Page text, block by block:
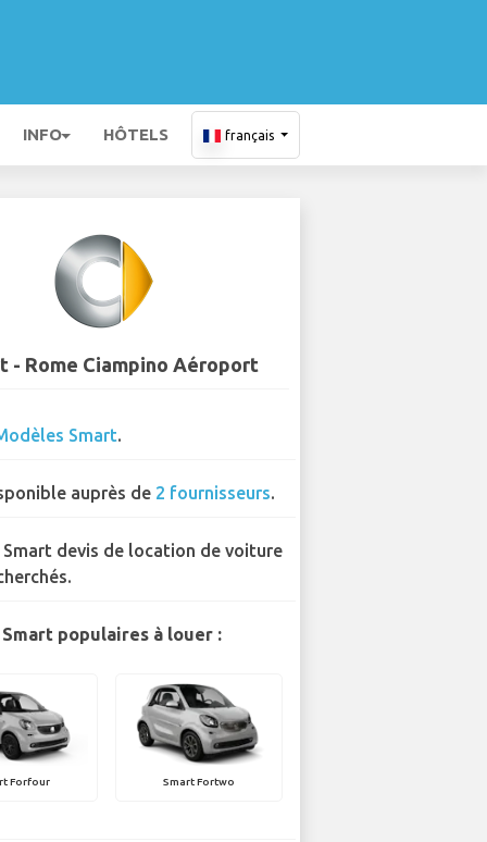
INFO HÔTELS français
- Rome Ciampino Aéroport
Smart.
auprès de 2 fournisseurs.
Smart devis de location de voiture
populaires à louer :
Forfour Smart Fortwo